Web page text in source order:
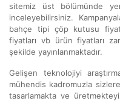
sitemiz üst bölümünde
inceleyebilirsiniz.
bahçe tipi çöp kutusu
fiyatları vb ürün fiyatları
şekilde yayınlanmaktadır.
Gelişen teknolojiyi
mühendis kadromuzla
tasarlamakta ve